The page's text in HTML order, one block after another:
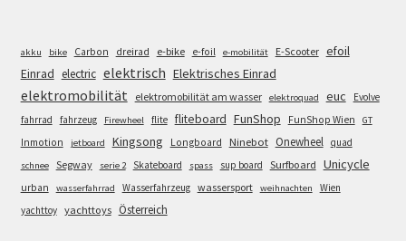
akku bike Carbon dreirad e-bike e-foil e-mobilität E-Scooter efoil
Einrad electric elektrisch Elektrisches Einrad
elektromobilität elektromobilität am wasser elektroquad euc
Evolve
fahrrad
fahrzeug Firewheel flite fliteboard FunShop FunShop Wien GT
Inmotion jetboard Kingsong Longboard Ninebot Onewheel quad
schnee Segway serie 2 Skateboard spass sup board Surfboard Unicycle
urban wasserfahrrad Wasserfahrzeug wassersport weihnachten
Wien
yachttoy yachttoys Österreich